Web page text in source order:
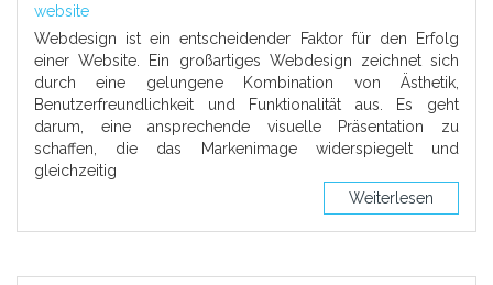
website
Webdesign ist ein entscheidender Faktor für den Erfolg
einer Website. Ein großartiges Webdesign zeichnet sich
durch eine gelungene Kombination von Ästhetik,
Benutzerfreundlichkeit und Funktionalität aus. Es geht
darum, eine ansprechende visuelle Präsentation zu
schaffen, die das Markenimage widerspiegelt und
gleichzeitig
Weiterlesen